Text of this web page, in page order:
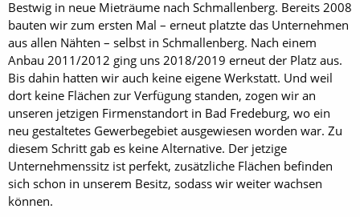
Bestwig in neue Mieträume nach Schmallenberg. Bereits 2008
bauten wir zum ersten Mal – erneut platzte das Unternehmen
aus allen Nähten – selbst in Schmallenberg. Nach einem
Anbau 2011/2012 ging uns 2018/2019 erneut der Platz aus.
Bis dahin hatten wir auch keine eigene Werkstatt. Und weil
dort keine Flächen zur Verfügung standen, zogen wir an
unseren jetzigen Firmenstandort in Bad Fredeburg, wo ein
neu gestaltetes Gewerbegebiet ausgewiesen worden war. Zu
diesem Schritt gab es keine Alternative. Der jetzige
Unternehmenssitz ist perfekt, zusätzliche Flächen befinden
sich schon in unserem Besitz, sodass wir weiter wachsen
können.